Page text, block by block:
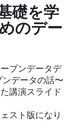
礎を学
のデー
プンデータデ
データの話〜
講演スライド
スト版になり